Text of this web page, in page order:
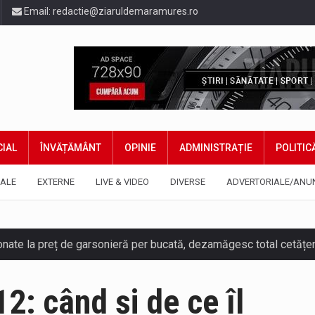
Email: redactie@ziaruldemaramures.ro
ÎNVĂȚĂMÂNT OPINIE ADMINISTRAȚIE
EXTERNE LIVE & VIDEO DIVERSE ADVERTORIALE/
prezența cersetorilor de etnie romă pe raza municipiului.
când și de ce îl